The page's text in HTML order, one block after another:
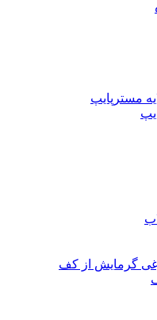
مسترپایپ
گرمایش از کف